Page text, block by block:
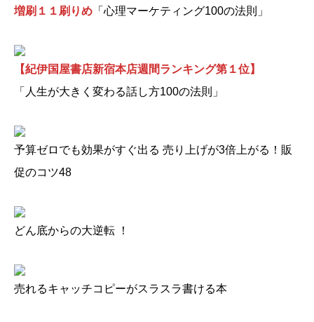
増刷１１刷りめ 「心理マーケティング100の法則」
【紀伊国屋書店新宿本店週間ランキング第１位】
「人生が大きく変わる話し方100の法則」
予算ゼロでも効果がすぐ出る 売り上げが3倍上がる！販
促のコツ48
どん底からの大逆転 ！
売れるキャッチコピーがスラスラ書ける本